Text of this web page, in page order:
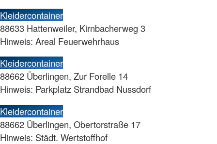
Kleidercontainer
88633 Hattenweiler, Kirnbacherweg 3
Hinweis: Areal Feuerwehrhaus
Kleidercontainer
88662 Überlingen, Zur Forelle 14
Hinweis: Parkplatz Strandbad Nussdorf
Kleidercontainer
88662 Überlingen, Obertorstraße 17
Hinweis: Städt. Wertstoffhof